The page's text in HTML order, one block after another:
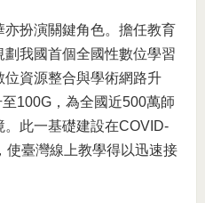
扮演關鍵角色。擔任教育
我國首個全國性數位學習
資源整合與學術網路升
100G，為全國近500萬師
此一基礎建設在COVID-
使臺灣線上教學得以迅速接